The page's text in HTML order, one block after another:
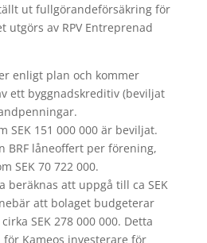
ut fullgörandeförsäkring för
utgörs av RPV Entreprenad
enligt plan och kommer
ett byggnadskreditiv (beviljat
SEK 151 000 000 är beviljat.
BRF låneoffert per förening,
SEK 70 722 000.
beräknas att uppgå till ca SEK
att bolaget budgeterar
SEK 278 000 000. Detta
Kameos investerare för